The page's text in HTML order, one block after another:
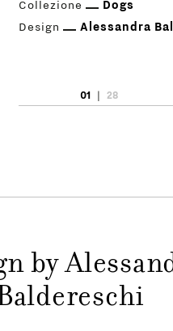
MENU
PRODOTTI
STORE
Collezione
Dogs
Design
Alessandra
01 | 28
by